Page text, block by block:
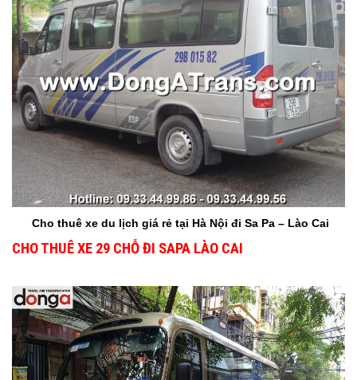
Cho thuê xe du lịch giá rẻ tại Hà Nội đi Sa Pa – Lào Cai
CHO THUÊ XE 29 CHỖ ĐI SAPA LÀO CAI